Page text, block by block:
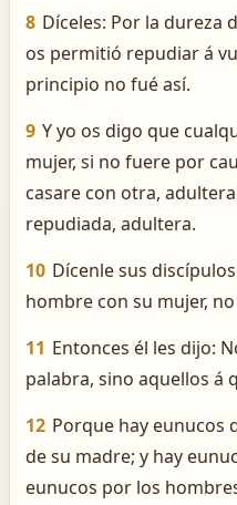
8 Díceles: Por la dureza
os permitió repudiar á
principio no fué así.
9 Y yo os digo que
mujer, si no fuere por
casare con otra,
repudiada, adultera.
10 Dícenle sus
hombre con su mujer,
11 Entonces él les dijo:
palabra, sino aquellos á
12 Porque hay eunucos
de su madre; y hay
eunucos por los